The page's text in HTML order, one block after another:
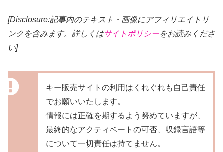
[Disclosure:記事内のテキスト・画像にアフィリエイトリ
ンクを含みます。詳しくはサイトポリシーをお読みくださ
い]
キー販売サイトの利用はくれぐれも自己責任
でお願いいたします。
情報には正確を期するよう努めていますが、
最終的なアクティベートの可否、収録言語等
について一切責任は持てません。